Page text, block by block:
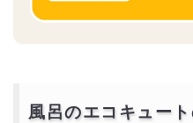
風呂のエコキュー